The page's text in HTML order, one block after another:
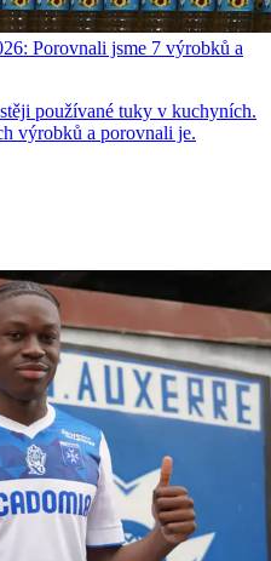
Porovnali jsme 7 výrobků a
používané tuky v kuchyních.
výrobků a porovnali je.